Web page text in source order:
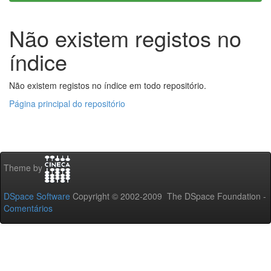
Não existem registos no
índice
Não existem registos no índice em todo repositório.
Página principal do repositório
Theme by
DSpace Software Copyright © 2002-2009 The DSpace Foundation -
Comentários